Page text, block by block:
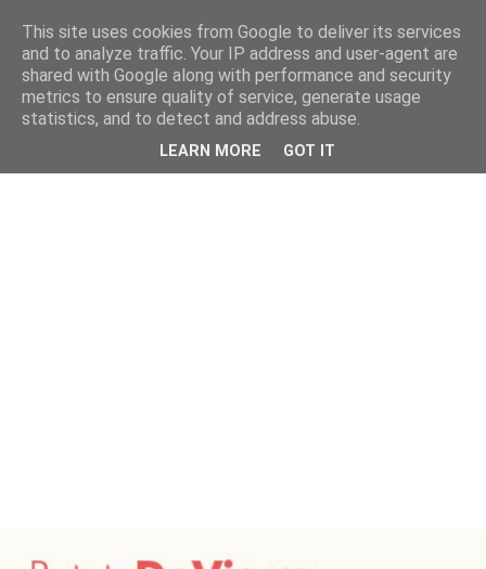
This site uses cookies from Google to deliver its services
and to analyze traffic. Your IP address and user-agent are
shared with Google along with performance and security
metrics to ensure quality of service, generate usage
statistics, and to detect and address abuse.
LEARN MORE GOT IT